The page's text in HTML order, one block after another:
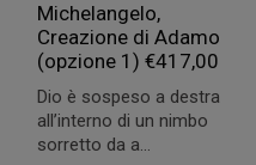
Michelangelo,
Creazione di Adamo
(opzione 1)€417,00
Dio è sospeso a destra
all’interno di un nimbo
sorretto da a...